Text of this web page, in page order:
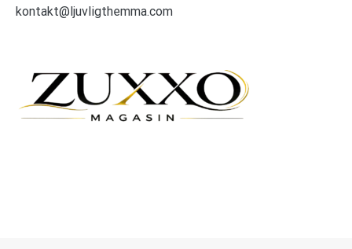
kontakt@ljuvligthemma.com